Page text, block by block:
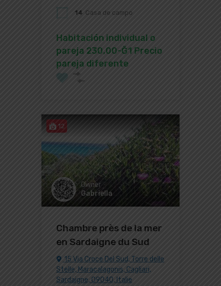
14 Casa de campo
Habitación individual o
pareja 230,00-Ğ1 Precio
pareja diferente
12
Owner
Gabriella
Chambre près de la mer
en Sardaigne du Sud
15 Via Croce Del Sud, Torre delle
Stelle, Maracalagonis, Cagliari,
Sardaigne, 09040, Italie